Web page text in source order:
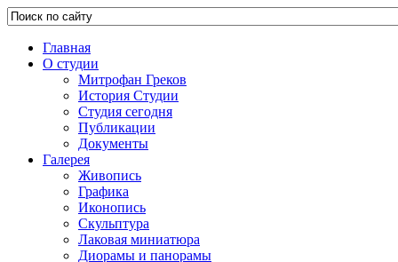
Главная
О студии
Митрофан Греков
История Студии
Студия сегодня
Публикации
Документы
Галерея
Живопись
Графика
Иконопись
Скульптура
Лаковая миниатюра
Диорамы и панорамы